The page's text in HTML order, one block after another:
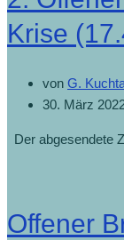
Krise
von G.
30. März
Der abgesendete
Offener